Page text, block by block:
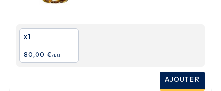
x1
80,00 €/btl
AJOUTER